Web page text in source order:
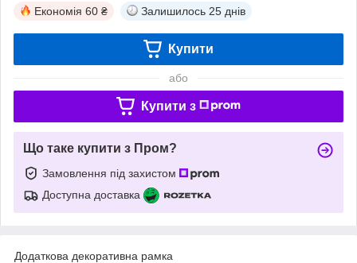
Економія 60 ₴ Залишилось 25 днів
Купити
або
Купити з
Що таке купити з Пром?
Замовлення під захистом
Доступна доставка
Додаткова декоративна рамка